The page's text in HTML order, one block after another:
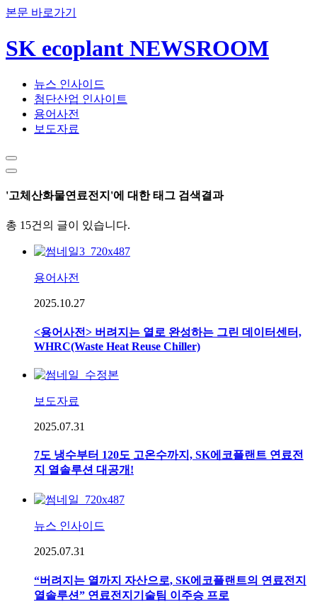
본문 바로가기
SK ecoplant NEWSROOM
뉴스 인사이드
첨단산업 인사이트
용어사전
보도자료
'고체산화물연료전지'에 대한 태그 검색결과
총 15건의 글이 있습니다.
용어사전
2025.10.27
<용어사전> 버려지는 열로 완성하는 그린 데이터센터,
WHRC(Waste Heat Reuse Chiller)
보도자료
2025.07.31
7도 냉수부터 120도 고온수까지, SK에코플랜트 연료전
지 열솔루션 대공개!
뉴스 인사이드
2025.07.31
“버려지는 열까지 자산으로, SK에코플랜트의 연료전지
열솔루션” 연료전지기술팀 이주승 프로